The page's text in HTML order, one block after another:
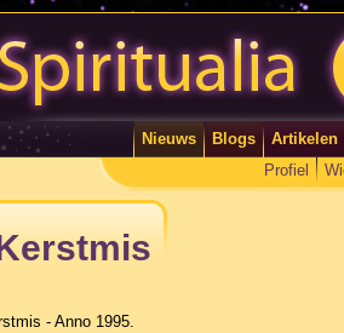
Nieuws Blogs Artikelen
Profiel
- Anno 1995.